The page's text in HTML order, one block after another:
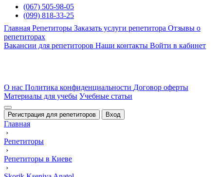
(067) 505-98-05
(099) 818-33-25
Главная Репетиторы Заказать услуги репетитора Отзывы о
репетиторах
Вакансии для репетиторов Наши контакты Войти в кабинет
О нас Политика конфиденциальности Договор оферты
Материалы для учебы Учебные статьи
Регистрация для репетиторов Вход
Главная
›
Репетиторы
›
Репетиторы в Киеве
›